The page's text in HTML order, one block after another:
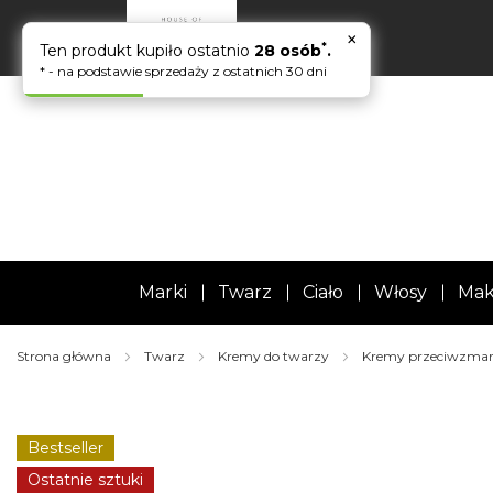
Marki Twarz Ciało Włosy
Strona główna Twarz Kremy do twarzy Kremy
the
end
of
Bestseller
Ostatnie sztuki
×
Ten produkt kupiło ostatnio 28 osób*.
* - na podstawie sprzedaży z ostatnich 30 dni